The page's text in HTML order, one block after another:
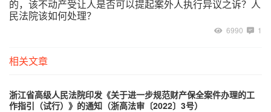
的，该不动产受让人是否可以提起案外人执行异议之诉？人
民法院该如何处理？
6990 1
相关文章
浙江省高级人民法院印发《关于进一步规范财产保全案件办理的工
作指引（试行）》的通知（浙高法审〔2022〕3号）